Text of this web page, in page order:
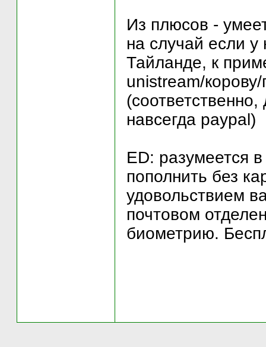
Из плюсов -
на случай если у
Тайланде, к
unistream/
навсегда paypal)
ED: разумеется
пополнить без
удовольствием
почтовом
биометрию.